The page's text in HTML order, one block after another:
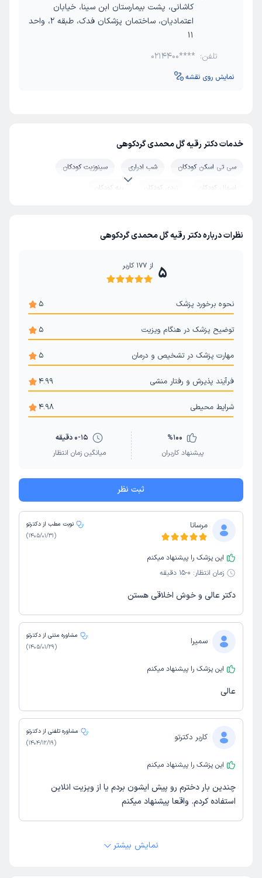
کاشانی، پشت بیمارستان ابن سینا، خیابان
اعتمادیان، ساختمان پزشکان فدک، طبقه 2، واحد
11
تلفن: 0214400****
نمایش روی نقشه
خدمات دکتر رقیه گل محمدی گردکوهی
سی تی اسکن کودکان شب ادراری
سینوزیت کودکان
اسهال کودکان
زردی کودکان
ریه کودکان
برونشیت کودکان
درد شکم کودکان
نظرات درباره دکتر رقیه گل محمدی گردکوهی
5 از 177 کاربر
نحوه برخورد پزشک 5
توضیح پزشک در هنگام ویزیت 5
مهارت پزشک در تشخیص و درمان 5
فرآیند پذیرش و رفتار منشی 4.99
شرایط محیطی 4.98
%100
پیشنهاد کاربران
0-15 دقیقه
میانگین زمان انتظار
ثبت نظر
مرسانا
نوبت مطب از دکترتو
(
1405/01/31
)
این پزشک را پیشنهاد میکنم
زمان انتظار: 0-15 دقیقه
دکتر عالی و خوش اخلاقی هستن
سمیرا
مشاوره متنی از دکترتو
(
1405/01/29
)
این پزشک را پیشنهاد میکنم
عالی
کاربر دکترتو
مشاوره تلفنی از دکترتو
(
1404/12/19
)
این پزشک را پیشنهاد میکنم
چندین بار دخترم رو پیش ایشون بردم یا از ویزیت انلاین
استفاده کردم. واقعا پیشنهاد میکنم
نمایش بیشتر